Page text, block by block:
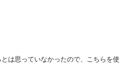
は思っていなかったので、こちらを使